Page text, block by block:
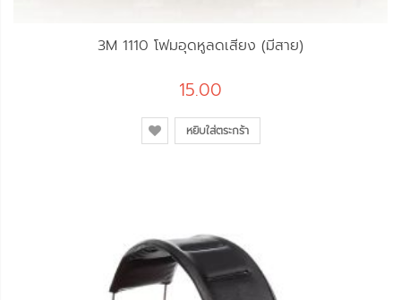
3M 1110 โฟมอุดหูลดเสียง (มีสาย)
15.00
หยิบใส่ตระกร้า